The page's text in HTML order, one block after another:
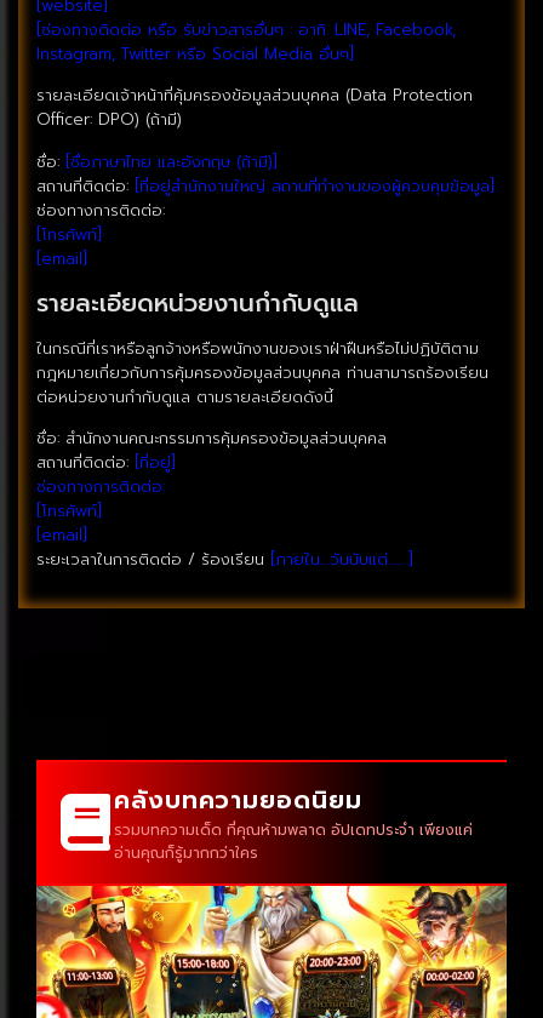
[website]
[ช่องทางติดต่อ หรือ รับข่าวสารอื่นๆ : อาทิ. LINE, Facebook,
Instagram, Twitter หรือ Social Media อื่นๆ]
รายละเอียดเจ้าหน้าที่คุ้มครองข้อมูลส่วนบุคคล (Data Protection
Officer: DPO) (ถ้ามี)
ชื่อ: [ชื่อภาษาไทย และอังกฤษ (ถ้ามี)]
สถานที่ติดต่อ: [ที่อยู่สำนักงานใหญ่ สถานที่ทำงานของผู้ควบคุมข้อมูล]
ช่องทางการติดต่อ:
[โทรศัพท์]
[email]
รายละเอียดหน่วยงานกำกับดูแล
ในกรณีที่เราหรือลูกจ้างหรือพนักงานของเราฝ่าฝืนหรือไม่ปฏิบัติตาม
กฎหมายเกี่ยวกับการคุ้มครองข้อมูลส่วนบุคคล ท่านสามารถร้องเรียน
ต่อหน่วยงานกำกับดูแล ตามรายละเอียดดังนี้
ชื่อ: สำนักงานคณะกรรมการคุ้มครองข้อมูลส่วนบุคคล
สถานที่ติดต่อ: [ที่อยู่]
ช่องทางการติดต่อ:
[โทรศัพท์]
[email]
ระยะเวลาในการติดต่อ / ร้องเรียน [ภายใน…วันนับแต่….. ]
คลังบทความยอดนิยม
รวมบทความเด็ด ที่คุณห้ามพลาด อัปเดทประจำ เพียงแค่
อ่านคุณก็รู้มากกว่าใคร